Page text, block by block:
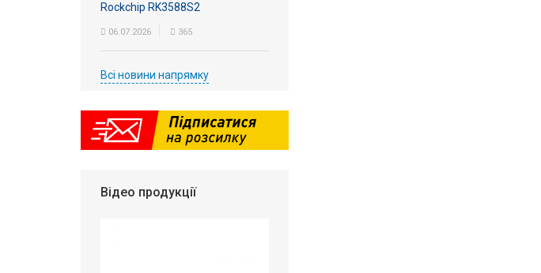
Rockchip RK3588S2
06.07.2026 365
Всі новини напрямку
Відео продукції